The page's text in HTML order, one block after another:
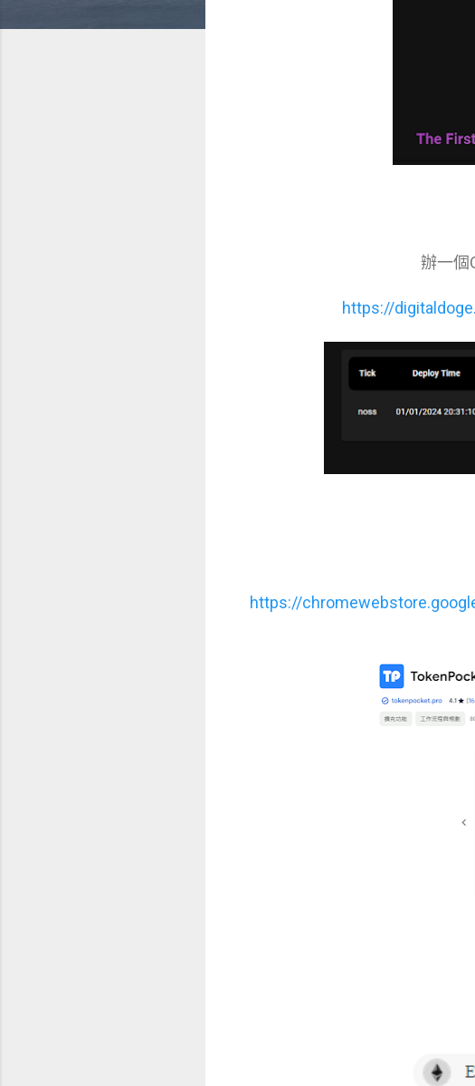
辦一個
https://
https://